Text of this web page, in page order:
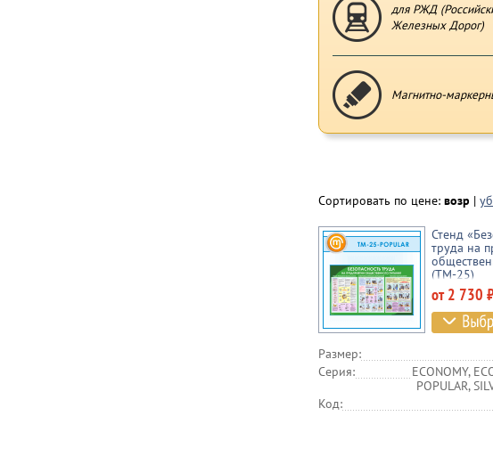
для РЖД
Железных Дорог)
Магнитно-
Сортировать по цене: возр |
Стенд
труда на
(TM-25)
от 2 730
Размер:
Серия:
ECONOMY,
POPULAR,
Код: